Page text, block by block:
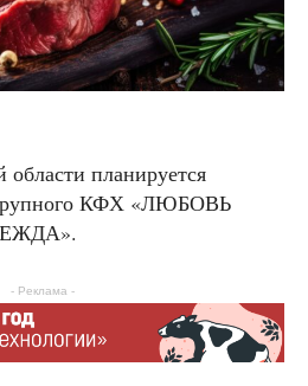
области планируется
КФХ «ЛЮБОВЬ
- Реклама -